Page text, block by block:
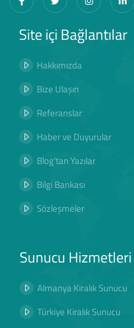
Site içi Bağlantılar
Hakkımızda
Bize Ulaşın
Referanslar
Haber ve Duyurular
Blog'tan Yazılar
Bilgi Bankası
Sözleşmeler
Sunucu Hizmetleri
Almanya Kiralık Sunucu
Türkiye Kiralık Sunucu